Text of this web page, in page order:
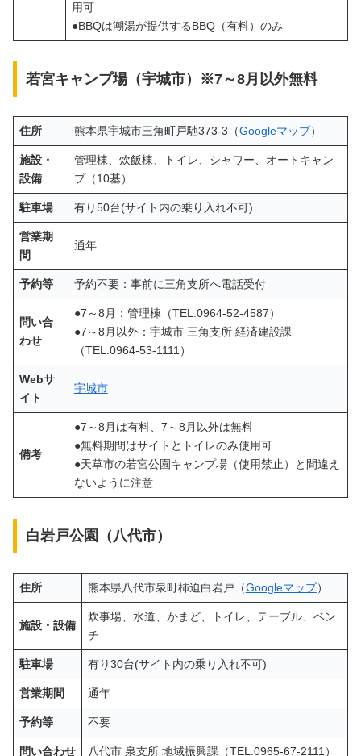
用可
●BBQは潮湯が提供するBBQ（有料）のみ
若宮キャンプ場（宇城市）※7～8月以外無料
住所 熊本県宇城市三角町戸馳373-3（Googleマップ）
施設・
設備
管理棟、炊飯棟、トイレ、シャワー、オートキャン
プ（10基）
駐車場 有り50台(サイト内の乗り入れ不可)
営業期
間
通年
予約等 予約不要：事前に三角支所へ電話受付
問い合
わせ
●7～8月：管理棟（TEL.0964-52-4587）
●7～8月以外：宇城市 三角支所 経済建設課
（TEL.0964-53-1111）
Webサ
イト
宇城市
備考
●7～8月は有料、7～8月以外は無料
●無料期間はサイトとトイレのみ使用可
●天草市の若宮公園キャンプ場（使用禁止）と間違え
ないように注意
白岩戸公園（八代市）
住所 熊本県八代市泉町柿迫白岩戸（Googleマップ）
施設・設備
炊事場、水道、かまど、トイレ、テーブル、ベン
チ
駐車場 有り30台(サイト内の乗り入れ不可)
営業期間 通年
予約等 不要
問い合わせ 八代市 泉支所 地域振興課（TEL.0965-67-2111）